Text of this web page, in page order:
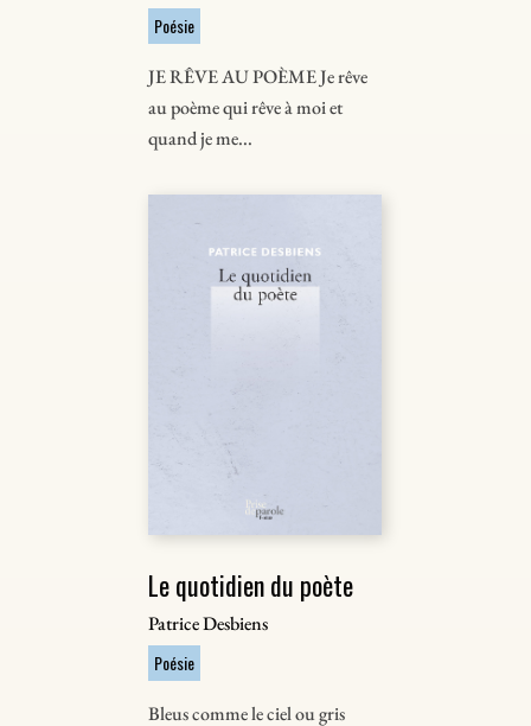
Poésie
JE RÊVE AU POÈME Je rêve
au poème qui rêve à moi et
quand je me...
Le quotidien du poète
Patrice Desbiens
Poésie
Bleus comme le ciel ou gris